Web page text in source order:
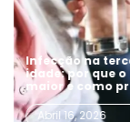
terceira
que o risco é
prevenir